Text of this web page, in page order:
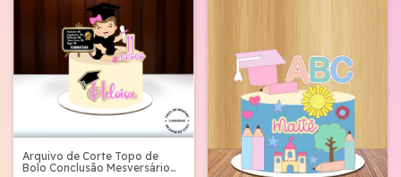
Arquivo de Corte Topo de
Bolo Conclusão Mesversário